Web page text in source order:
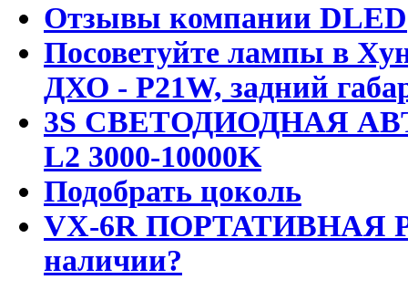
Отзывы компании DLED
Посоветуйте лампы в
ДХО - P21W, задний
3S СВЕТОДИОДНАЯ
L2 3000-10000K
Подобрать цоколь
VX-6R ПОРТАТИВНАЯ
наличии?